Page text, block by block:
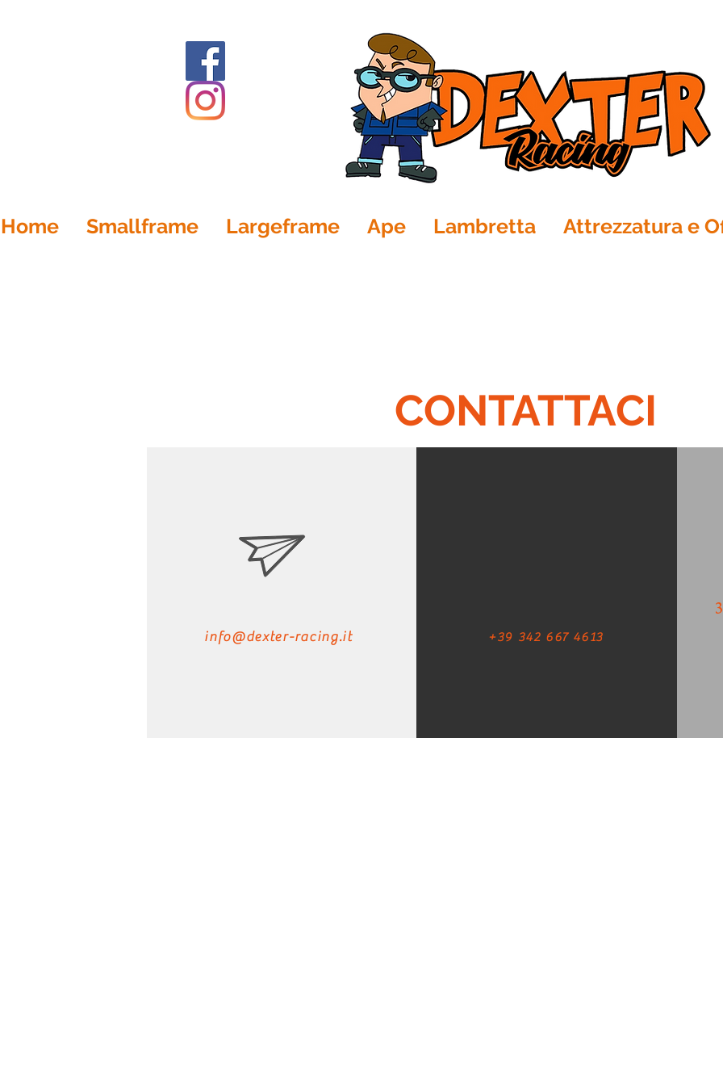
Home Smallframe Largeframe Ape Lambretta Attrezzatura e
CONTATTACI
info@dexter-racing.it +39 342 667 4613